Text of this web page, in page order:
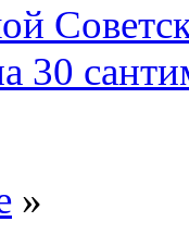
30
»